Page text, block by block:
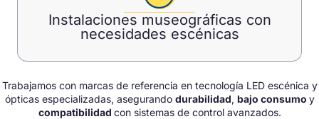
Instalaciones museográficas con
necesidades escénicas
Trabajamos con marcas de referencia en tecnología LED escénica y
ópticas especializadas, asegurando durabilidad, bajo consumo y
compatibilidad con sistemas de control avanzados.